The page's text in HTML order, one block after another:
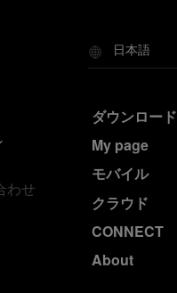
日本語
わせ
ダウンロード
My page
モバイル
クラウド
CONNECT
About